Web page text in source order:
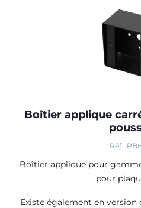
Boîtier applique
Réf :
Boîtier applique pour
pour
Existe également en